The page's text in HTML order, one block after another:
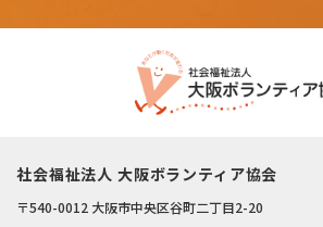
社会福祉法人 大阪ボランティア協会
〒540-0012 大阪市中央区谷町二丁目2-20